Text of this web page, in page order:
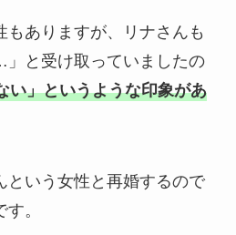
もありますが、リナさんも
」と受け取っていましたの
い」というような印象があ
という女性と再婚するので
。